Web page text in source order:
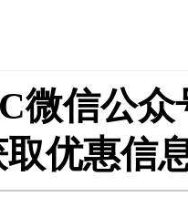
微信公众
取优惠信